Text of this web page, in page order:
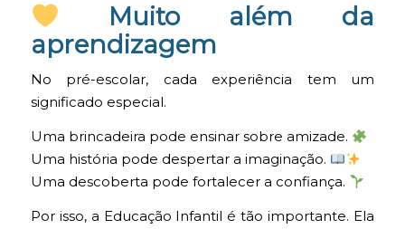
Muito além da
aprendizagem
No pré-escolar, cada experiência tem um
significado especial.
Uma brincadeira pode ensinar sobre amizade.
Uma história pode despertar a imaginação.
Uma descoberta pode fortalecer a confiança.
Por isso, a Educação Infantil é tão importante. Ela